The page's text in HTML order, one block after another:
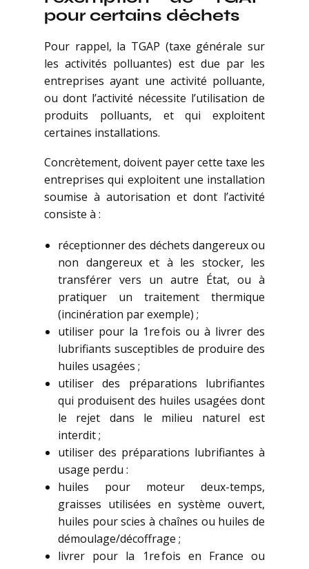
pour certains déchets
Pour rappel, la TGAP (taxe générale sur
les activités polluantes) est due par les
entreprises ayant une activité polluante,
ou dont l’activité nécessite l’utilisation de
produits polluants, et qui exploitent
certaines installations.
Concrètement, doivent payer cette taxe les
entreprises qui exploitent une installation
soumise à autorisation et dont l’activité
consiste à :
réceptionner des déchets dangereux ou
non dangereux et à les stocker, les
transférer vers un autre État, ou à
pratiquer un traitement thermique
(incinération par exemple) ;
utiliser pour la 1re fois ou à livrer des
lubrifiants susceptibles de produire des
huiles usagées ;
utiliser des préparations lubrifiantes
qui produisent des huiles usagées dont
le rejet dans le milieu naturel est
interdit ;
utiliser des préparations lubrifiantes à
usage perdu :
huiles pour moteur deux-temps,
graisses utilisées en système ouvert,
huiles pour scies à chaînes ou huiles de
démoulage/décoffrage ;
livrer pour la 1re fois en France ou